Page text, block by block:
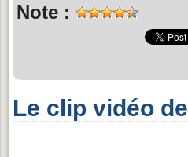
Note :
Le clip vidéo de